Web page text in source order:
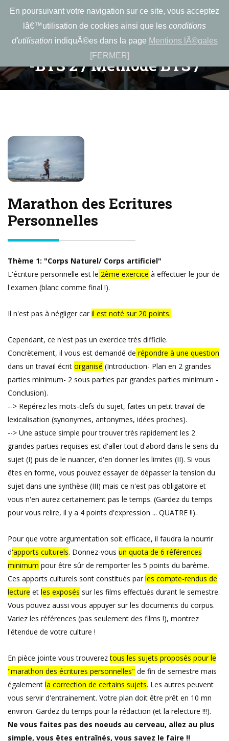
En poursuivant votre navigation sur ce site, vous acceptez
lâ€™utilisation de cookies ainsi que les conditions
d'utilisation indiquÃ©es dans la page Mentions lÃ©gales
[FERMER]
Menu
-BTS 2 / Méthode BTS /
Marathon des Ecritures
Personnelles
Thème 1: "Corps Naturel/ Corps artificiel"
L'écriture personnelle est le 2ème exercice à effectuer le jour de
l'examen (blanc comme final !).
Il n'est pas à négliger car il est noté sur 20 points.
Cependant, ce n'est pas un exercice très difficile.
Concrètement, il vous est demandé de répondre à une question
dans un travail écrit organisé (Introduction- Plan en 2 grandes
parties minimum- 2 sous parties par grandes parties minimum -
Conclusion).
--> Repérez les mots-clefs du sujet, faites un petit travail de
lexicalisation (synonymes, antonymes, idées proches).
--> Une astuce simple pour trouver très rapidement les 2
grandes parties requises est d'aller tout d'abord dans le sens du
sujet (I) puis de le nuancer, d'en donner les limites (II). Si vous
êtes en forme, vous pouvez essayer de dépasser la tension du
sujet dans une synthèse (III) mais ce n'est pas obligatoire et
vous n'en aurez certainement pas le temps. (Gardez du temps
pour vous relire, il y a 4 points d'expression ... QUATRE !!).
Pour que votre argumentation soit efficace, il faudra la nourrir
d'apports culturels. Donnez-vous un quota de 6 références
minimum pour être sûr de remporter les 5 points du barème.
Ces apports culturels sont constitués par les compte-rendus de
lecture et les exposés sur les films effectués durant le semestre.
Vous pouvez aussi vous appuyer sur les documents du corpus.
Variez les références (pas seulement des films !), montrez
l'étendue de votre culture !
En pièce jointe vous trouvereztous les sujets proposés pour le
"marathon des écritures personnelles" de fin de semestre mais
également la correction de certains sujets. Les autres peuvent
vous servir d'entrainement. Votre plan doit être prêt en 10 mn
environ. Gardez du temps pour la rédaction (et la relecture !!!).
Ne vous faites pas des noeuds au cerveau, allez au plus
simple, vous êtes entraînés, vous savez le faire !!